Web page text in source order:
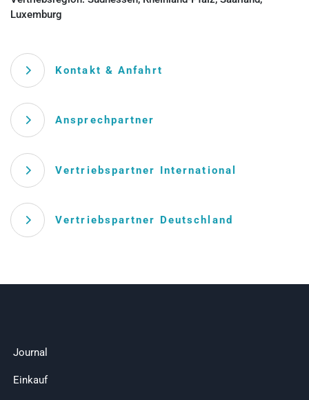
Luxemburg
Kontakt & Anfahrt
Ansprechpartner
Vertriebspartner International
Vertriebspartner Deutschland
Journal
Einkauf